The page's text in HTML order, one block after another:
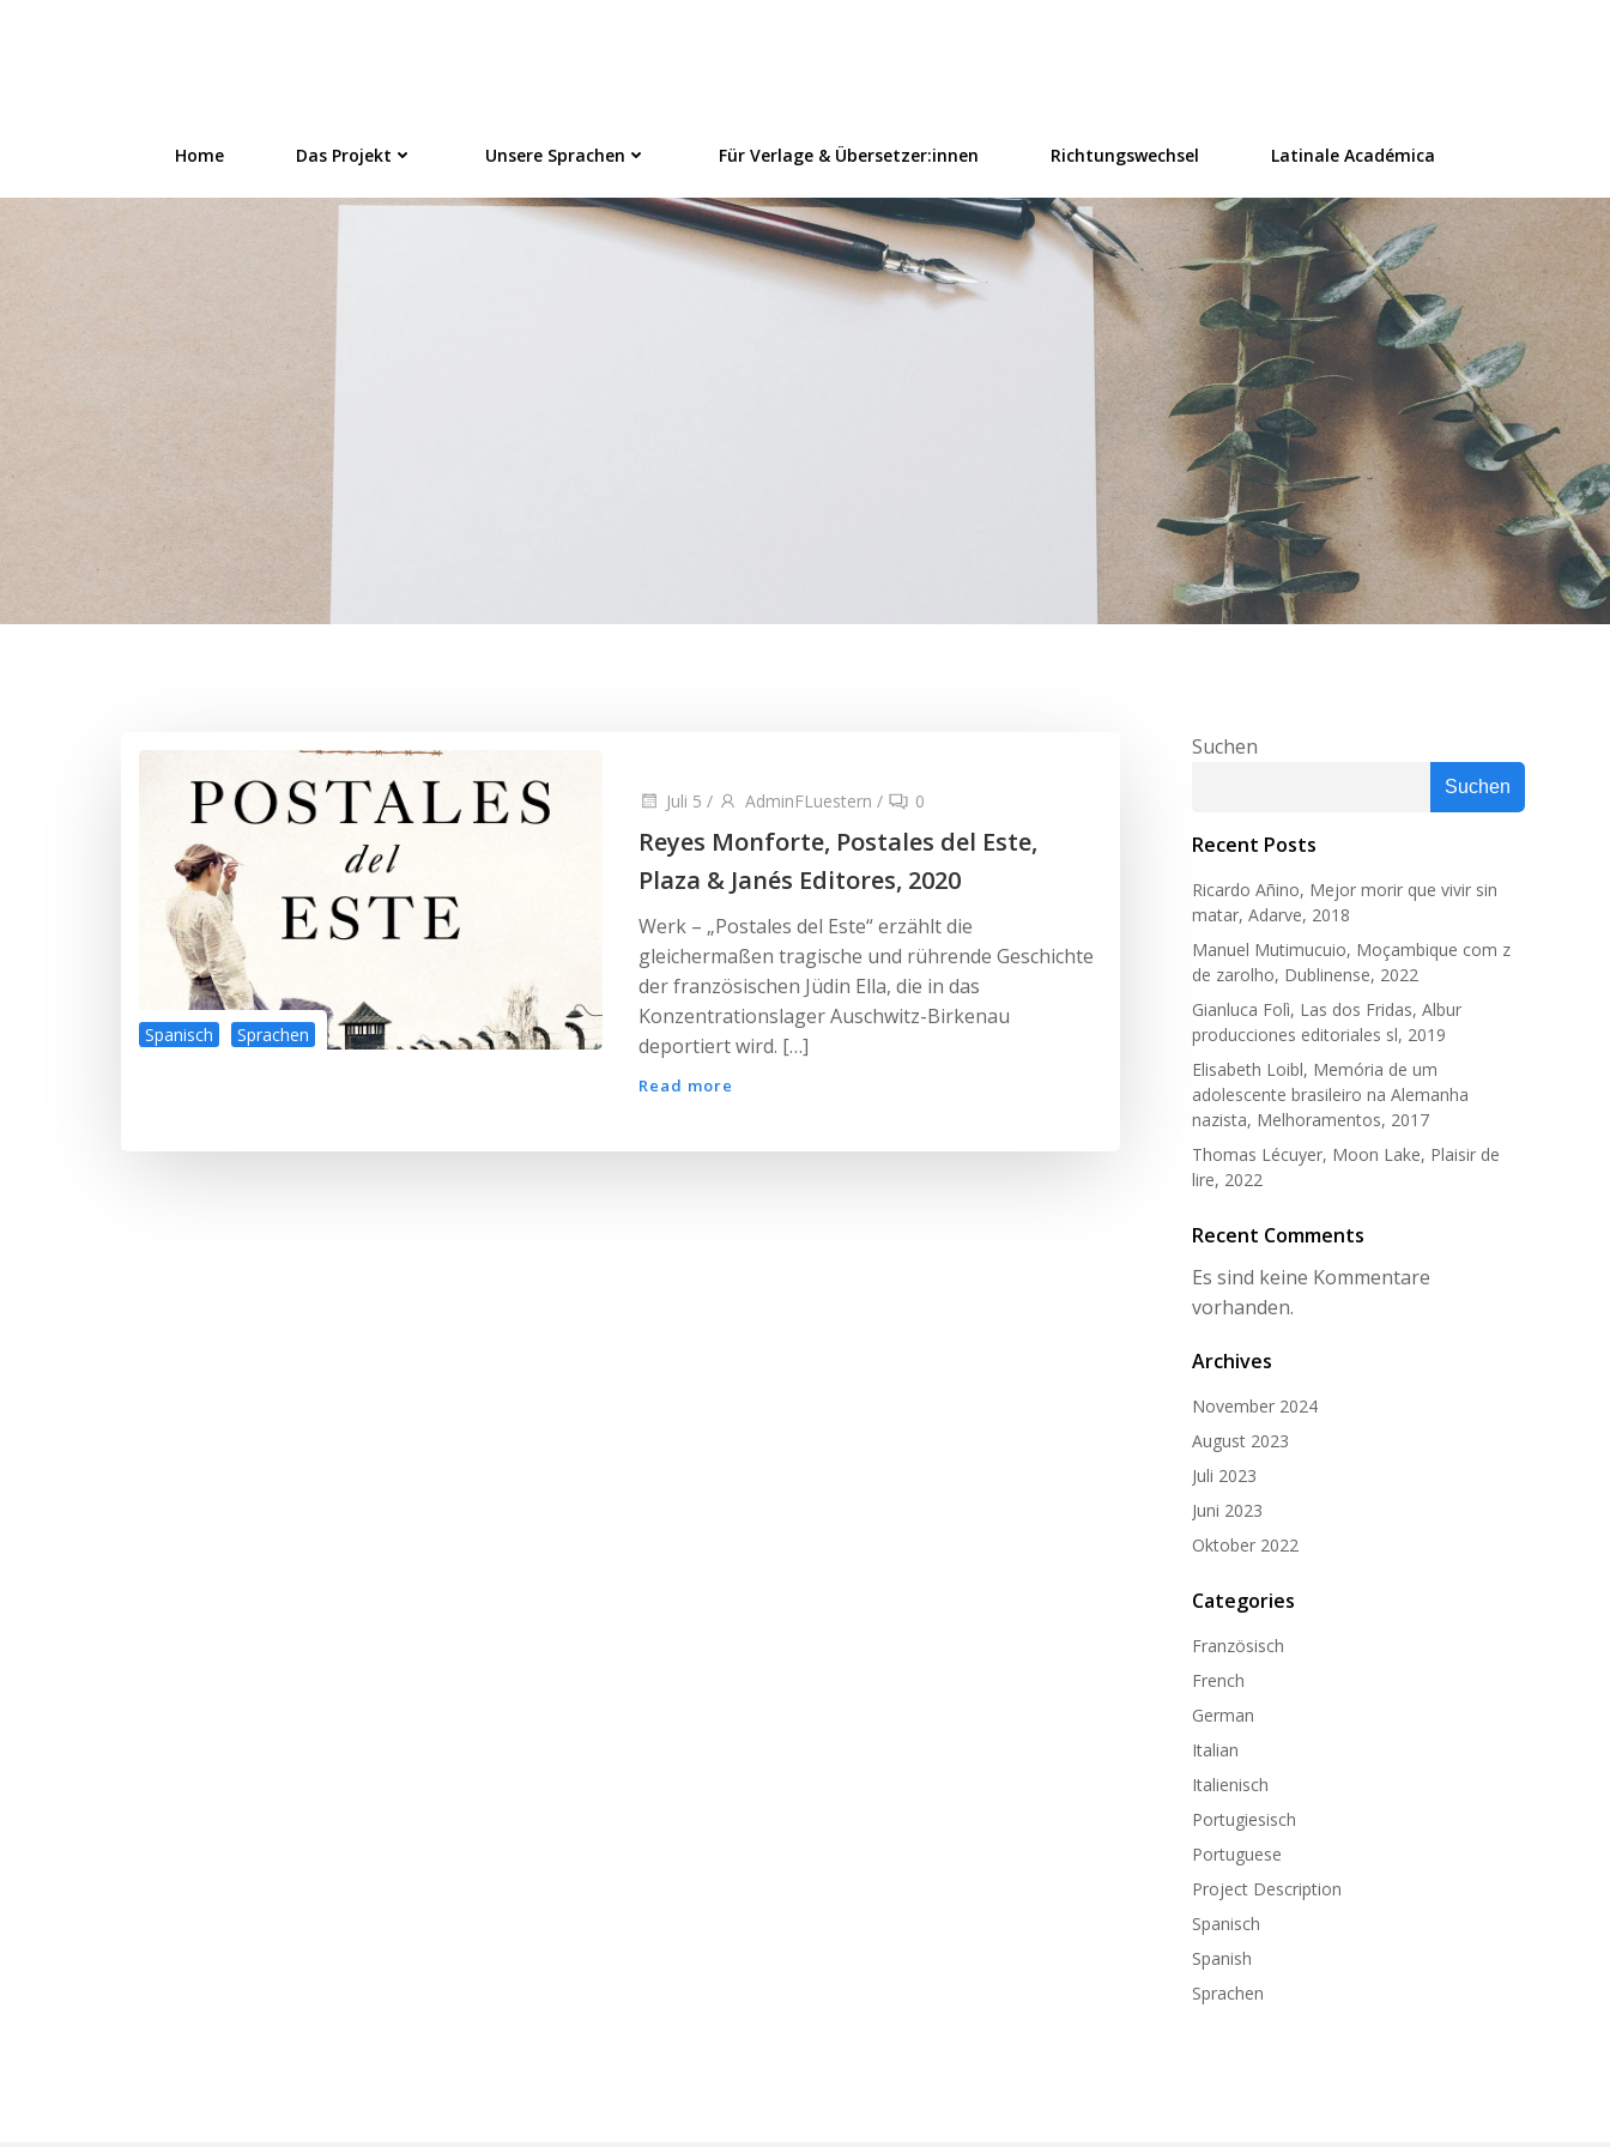
Home Das Projekt Unsere Sprachen Für Verlage & Übersetzer:innen Richtungswechsel Latinale Académica
Spanisch Sprachen
Juli 5 / AdminFLuestern / 0
Reyes Monforte, Postales del Este,
Plaza & Janés Editores, 2020
Werk – „Postales del Este“ erzählt die
gleichermaßen tragische und rührende Geschichte
der französischen Jüdin Ella, die in das
Konzentrationslager Auschwitz-Birkenau
deportiert wird. […]
Read more
Suchen
Suchen
Recent Posts
Ricardo Añino, Mejor morir que vivir sin
matar, Adarve, 2018
Manuel Mutimucuio, Moçambique com z
de zarolho, Dublinense, 2022
Gianluca Folì, Las dos Fridas, Albur
producciones editoriales sl, 2019
Elisabeth Loibl, Memória de um
adolescente brasileiro na Alemanha
nazista, Melhoramentos, 2017
Thomas Lécuyer, Moon Lake, Plaisir de
lire, 2022
Recent Comments
Es sind keine Kommentare
vorhanden.
Archives
November 2024
August 2023
Juli 2023
Juni 2023
Oktober 2022
Categories
Französisch
French
German
Italian
Italienisch
Portugiesisch
Portuguese
Project Description
Spanisch
Spanish
Sprachen